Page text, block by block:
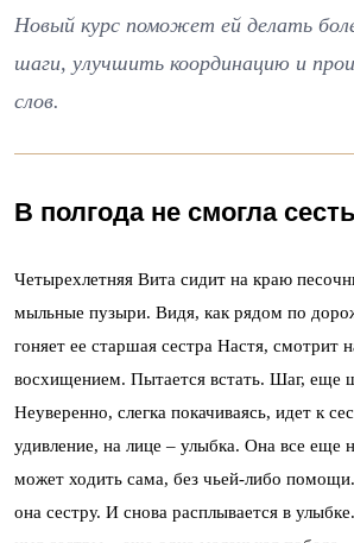
Новый курс поможет ей делать
шаги, улучшить координацию и
слов.
В полгода не смогла сесть
Четырехлетняя Вита сидит на краю
мыльные пузыри. Видя, как рядом по
гоняет ее старшая сестра Настя, смотрит
восхищением. Пытается встать. Шаг,
Неуверенно, слегка покачиваясь, идет к
удивление, на лице – улыбка. Она все еще
может ходить сама, без чьей-либо
она сестру. И снова расплывается в